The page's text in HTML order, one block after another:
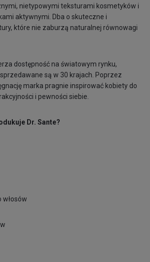
nietypowymi teksturami kosmetyków i
aktywnymi. Dba o skuteczne i
które nie zaburzą naturalnej równowagi
dostępność na światowym rynku,
są w 30 krajach. Poprzez
marka pragnie inspirować kobiety do
i pewności siebie.
Dr. Sante?
włosów